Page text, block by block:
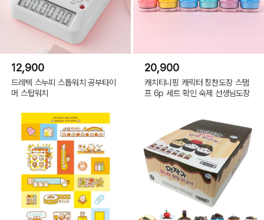
12,900
드레텍 스누피 스톱워치 공부타이
머 스탑워치
20,900
캐치티니핑 캐릭터 칭찬도장 스탬
프 6p 세트 확인 숙제 선생님도장